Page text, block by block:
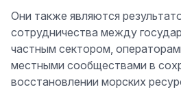
Они также являются
сотрудничества между
частным сектором,
местными сообществами в
восстановлении морских